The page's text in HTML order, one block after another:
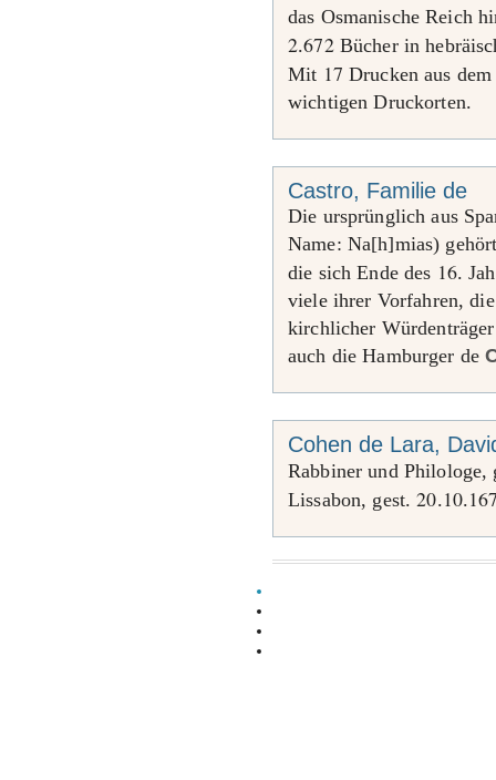
das Osmanische Reich
2.672Bücher in
Mit 17 Drucken aus
wichtigen Druckorten.
Castro, Familie de
Die ursprünglich aus
Name: Na[h]mias)
die sich Ende des 16.
viele ihrer Vorfahren,
kirchlicher Würdenträger
auch die Hamburger de
Cohen de Lara,
Rabbiner und
Lissabon, gest.20.10.